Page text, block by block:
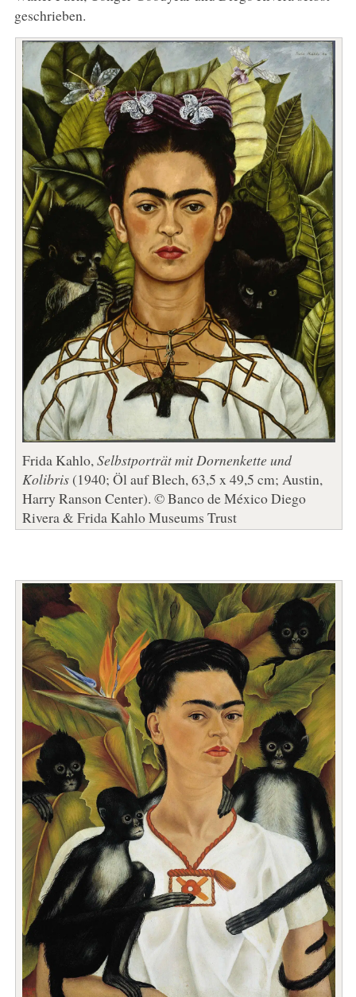
geschrieben.
Frida Kahlo, Selbstporträt mit Dornenkette und
Kolibris(1940; Öl auf Blech, 63,5 x 49,5 cm; Austin,
Harry Ranson Center). © Banco de México Diego
Rivera & Frida Kahlo Museums Trust